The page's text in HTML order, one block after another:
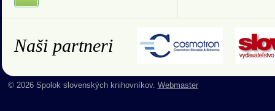
Naši partneri
© 2026 Spolok slovenských knihovníkov. Webmaster